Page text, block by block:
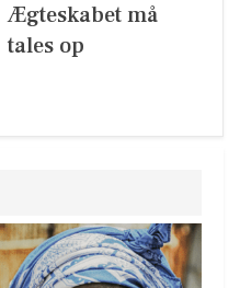
Ægteskabet må
tales op